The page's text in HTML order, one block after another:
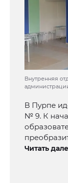
Внутренняя
В Пурпе
№ 9. К
Читать